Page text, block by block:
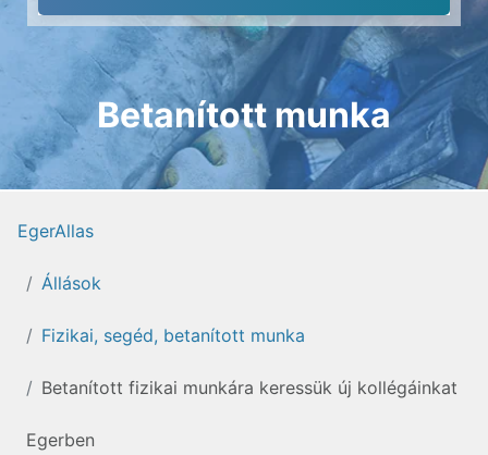
Betanított munka
EgerAllas
Állások
Fizikai, segéd, betanított munka
Betanított fizikai munkára keressük új kollégáinkat
Egerben